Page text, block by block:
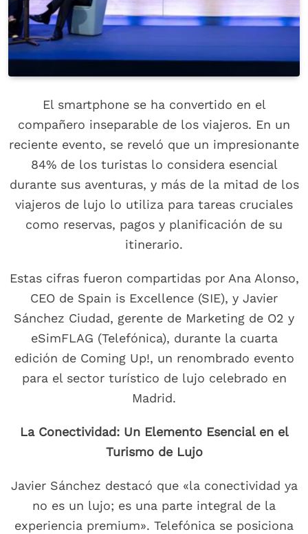
El smartphone se ha convertido en el
compañero inseparable de los viajeros. En un
reciente evento, se reveló que un impresionante
84% de los turistas lo considera esencial
durante sus aventuras, y más de la mitad de los
viajeros de lujo lo utiliza para tareas cruciales
como reservas, pagos y planificación de su
itinerario.
Estas cifras fueron compartidas por Ana Alonso,
CEO de Spain is Excellence (SIE), y Javier
Sánchez Ciudad, gerente de Marketing de O2 y
eSimFLAG (Telefónica), durante la cuarta
edición de Coming Up!, un renombrado evento
para el sector turístico de lujo celebrado en
Madrid.
La Conectividad: Un Elemento Esencial en el
Turismo de Lujo
Javier Sánchez destacó que «la conectividad ya
no es un lujo; es una parte integral de la
experiencia premium». Telefónica se posiciona